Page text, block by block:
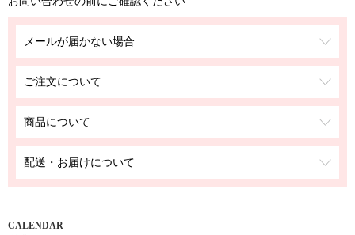
メールが届かない場合
ご注文について
商品について
配送・お届けについて